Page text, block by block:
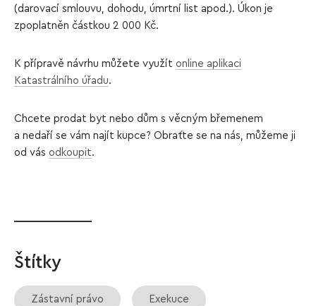
(darovací smlouvu, dohodu, úmrtní list apod.). Úkon je
zpoplatněn částkou 2 000 Kč.
K přípravě návrhu můžete využít online aplikaci
Katastrálního úřadu.
Chcete prodat byt nebo dům s věcným břemenem
a nedaří se vám najít kupce? Obraťte se na nás, můžeme ji
od vás odkoupit.
Štítky
Zástavní právo Exekuce